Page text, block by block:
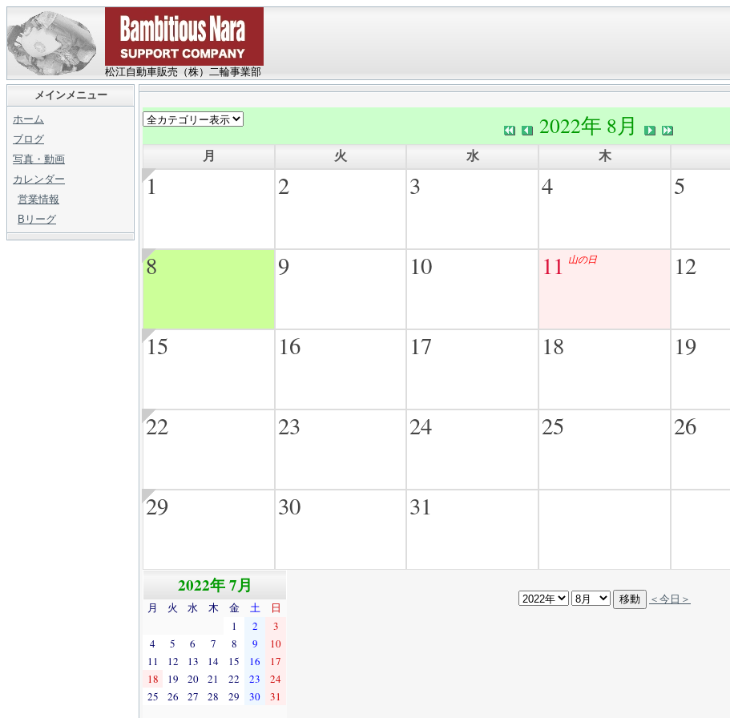
松江自動車販売（株）二輪事業部
メインメニュー
ホーム
ブログ
写真・動画
カレンダー
営業情報
Bリーグ
2022年 8月
月 火 水 木
1 2 3 4 5
8 9 10 11 山の日 12
15 16 17 18 19
22 23 24 25 26
29 30 31
＜今日＞
2022年 7月
月 火 水 木 金 土
日
1
2
3
4
5 6 7 8 9
10
11
12 13 14 15 16
17
18
19 20 21 22 23
24
25
26 27 28 29 30 31